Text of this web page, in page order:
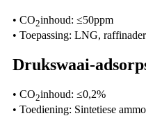
• CO2inhoud: ≤50ppm
• Toepassing: LNG,
Drukswaai-
• CO2inhoud: ≤0,2%
• Toediening: Sintetiese